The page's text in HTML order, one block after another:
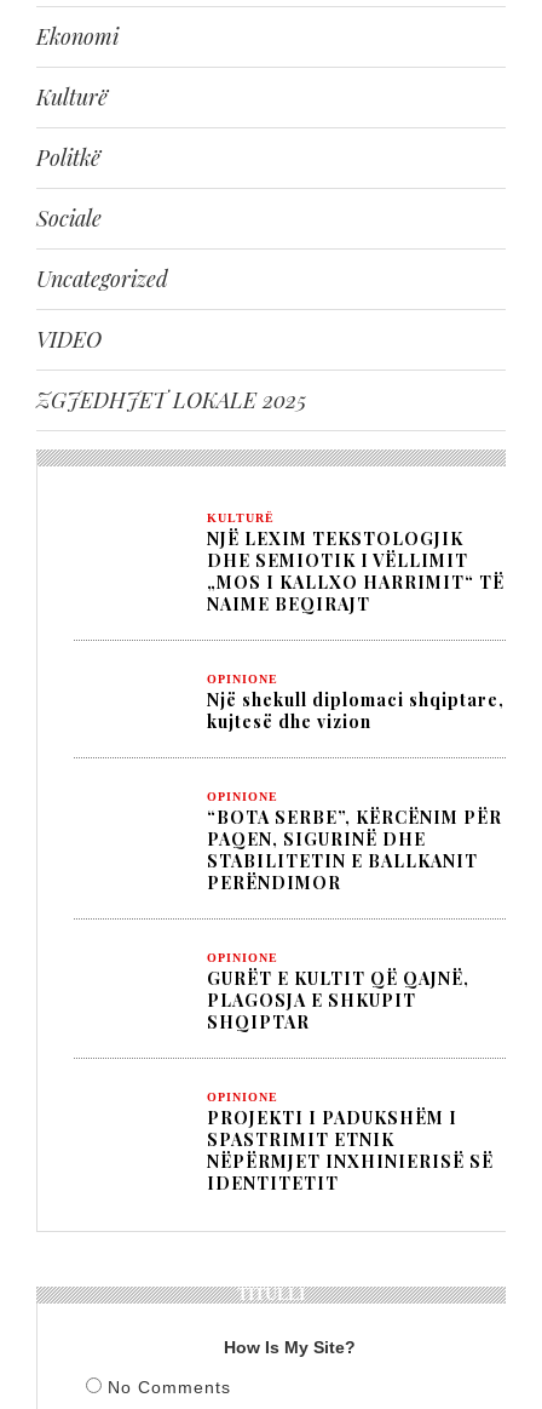
Ekonomi
Kulturë
Politkë
Sociale
Uncategorized
VIDEO
ZGJEDHJET LOKALE 2025
KULTURË
NJË LEXIM TEKSTOLOGJIK
DHE SEMIOTIK I VËLLIMIT
„MOS I KALLXO HARRIMIT“ TË
NAIME BEQIRAJT
OPINIONE
Një shekull diplomaci shqiptare,
kujtesë dhe vizion
OPINIONE
“BOTA SERBE”, KËRCËNIM PËR
PAQEN, SIGURINË DHE
STABILITETIN E BALLKANIT
PERËNDIMOR
OPINIONE
GURËT E KULTIT QË QAJNË,
PLAGOSJA E SHKUPIT
SHQIPTAR
OPINIONE
PROJEKTI I PADUKSHËM I
SPASTRIMIT ETNIK
NËPËRMJET INXHINIERISË SË
IDENTITETIT
TITULLI
How Is My Site?
No Comments